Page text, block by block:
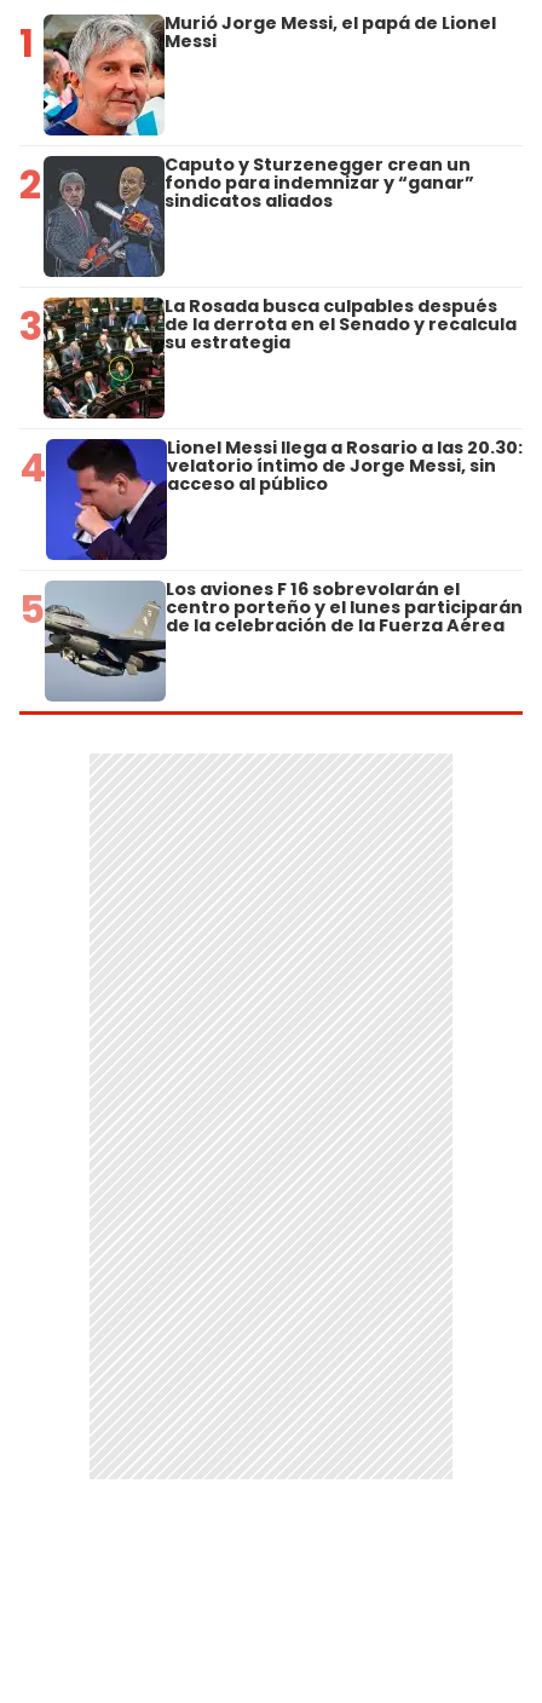
1 Murió Jorge Messi, el papá de Lionel
Messi
2 Caputo y Sturzenegger crean un
fondo para indemnizar y “ganar”
sindicatos aliados
3 La Rosada busca culpables después
de la derrota en el Senado y recalcula
su estrategia
4 Lionel Messi llega a Rosario a las 20.30:
velatorio íntimo de Jorge Messi, sin
acceso al público
5 Los aviones F 16 sobrevolarán el
centro porteño y el lunes participarán
de la celebración de la Fuerza Aérea